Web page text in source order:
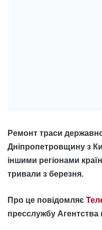
Ремонт траси
Дніпропетровщину з
іншими регіонами
тривали з березня.
Про це повідомляє
пресслужбу Агентства